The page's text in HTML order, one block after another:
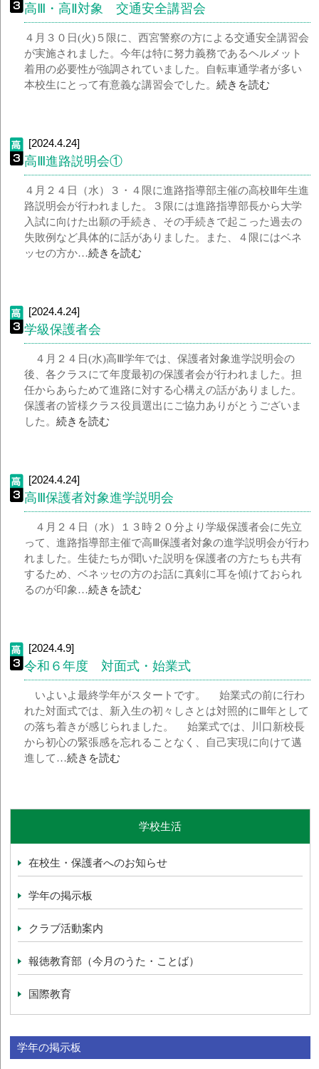
高Ⅲ・高Ⅱ対象 交通安全講習会
４月３０日(火)５限に、西宮警察の方による交通安全講習会
が実施されました。今年は特に努力義務であるヘルメット
着用の必要性が強調されていました。自転車通学者が多い
本校生にとって有意義な講習会でした。続きを読む
[2024.4.24]
高Ⅲ進路説明会①
４月２４日（水）３・４限に進路指導部主催の高校Ⅲ年生進
路説明会が行われました。３限には進路指導部長から大学
入試に向けた出願の手続き、その手続きで起こった過去の
失敗例など具体的に話がありました。また、４限にはベネ
ッセの方か…続きを読む
[2024.4.24]
学級保護者会
４月２４日(水)高Ⅲ学年では、保護者対象進学説明会の
後、各クラスにて年度最初の保護者会が行われました。担
任からあらためて進路に対する心構えの話がありました。
保護者の皆様クラス役員選出にご協力ありがとうございま
した。続きを読む
[2024.4.24]
高Ⅲ保護者対象進学説明会
４月２４日（水）１３時２０分より学級保護者会に先立
って、進路指導部主催で高Ⅲ保護者対象の進学説明会が行わ
れました。生徒たちが聞いた説明を保護者の方たちも共有
するため、ベネッセの方のお話に真剣に耳を傾けておられ
るのが印象…続きを読む
[2024.4.9]
令和６年度 対面式・始業式
いよいよ最終学年がスタートです。 始業式の前に行わ
れた対面式では、新入生の初々しさとは対照的にⅢ年として
の落ち着きが感じられました。 始業式では、川口新校長
から初心の緊張感を忘れることなく、自己実現に向けて邁
進して…続きを読む
学校生活
在校生・保護者へのお知らせ
学年の掲示板
クラブ活動案内
報徳教育部（今月のうた・ことば）
国際教育
学年の掲示板